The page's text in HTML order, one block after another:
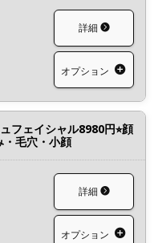
詳細
オプション
フェイシャル8980円⭐︎顔
・毛穴・小顔
詳細
オプション